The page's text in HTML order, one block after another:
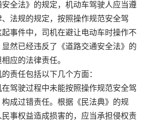
全法》的规定，机动车驾驶人应当遵
法规的规定，按照操作规范安全驾
事件中，司机在避让电动车时操作不
然已经违反了《道路交通安全法》的
应的法律责任。
任包括以下几个方面：
驶过程中未能按照操作规范安全驾
成过错责任。根据《民法典》的规
事权益造成损害的，应当承担侵权责